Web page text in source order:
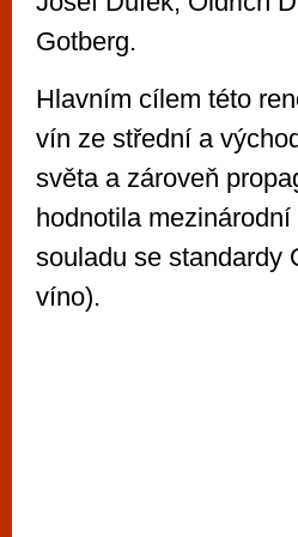
Gotberg.
Hlavním cílem této
vín ze střední a
světa a zároveň
hodnotila
souladu se standardy
víno).